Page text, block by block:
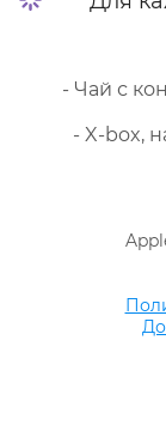
- Чай с
- X-box,